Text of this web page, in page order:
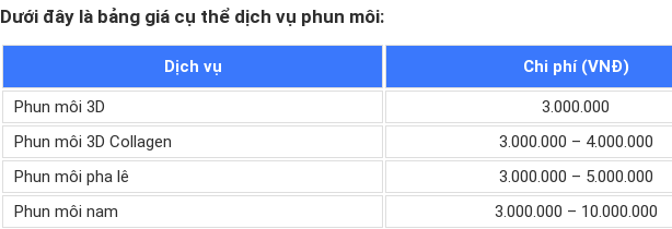
Dưới đây là bảng giá cụ thể dịch vụ phun môi:
Dịch vụ Chi phí (VNĐ)
Phun môi 3D
3.000.000
Phun môi 3D Collagen
3.000.000 – 4.000.000
Phun môi pha lê
3.000.000 – 5.000.000
Phun môi nam
3.000.000 – 10.000.000